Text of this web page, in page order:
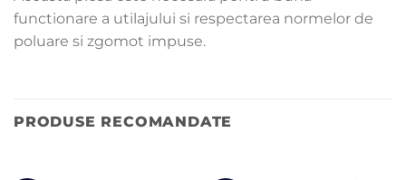
functionare a utilajului si respectarea normelor de
poluare si zgomot impuse.
PRODUSE RECOMANDATE